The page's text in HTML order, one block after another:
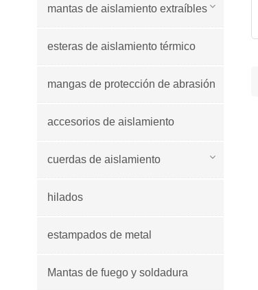
mantas de aislamiento extraíbles
esteras de aislamiento térmico
mangas de protección de abrasión
accesorios de aislamiento
cuerdas de aislamiento
hilados
estampados de metal
Mantas de fuego y soldadura